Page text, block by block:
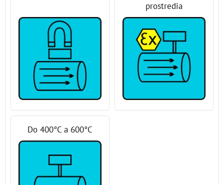
prostredia
Do 400°C a 600°C